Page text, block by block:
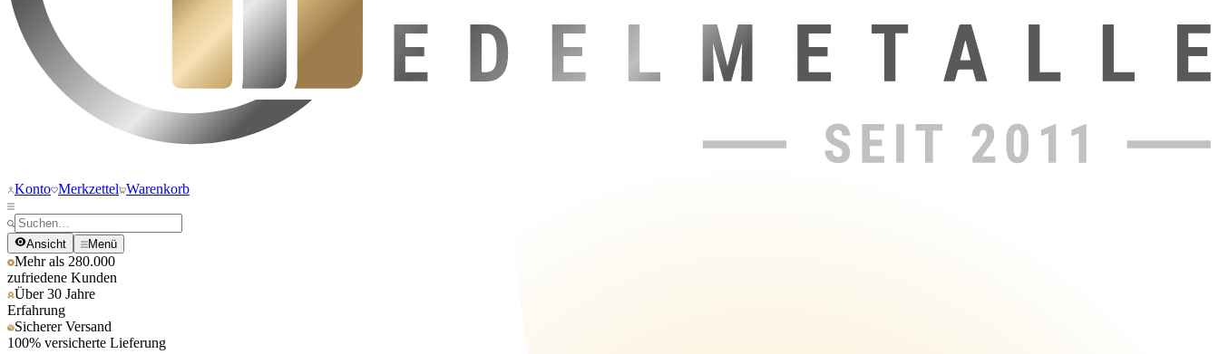
Konto Merkzettel Warenkorb
Ansicht Menü
Mehr als 280.000
zufriedene Kunden
Über 30 Jahre
Erfahrung
Sicherer Versand
100% versicherte Lieferung